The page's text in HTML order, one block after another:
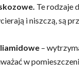
Te rodzaje
i niszczą, są
–
w